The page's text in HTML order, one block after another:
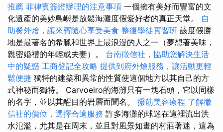
推薦 菲律賓簽證辦理的注意事項 一個擁有美好而豐富的文
化遺產的美妙島嶼是放鬆海灘度假愛好者的真正天堂。 自
助餐外燴，讓來賓隨心享受美食 整復學徒實習班 該度假勝
地是最著名的希臘和世界上最浪漫的人之一（夢想著美味，
親密婚禮的年輕或夫妻）。 台南徵信社，協助您解決生活
中的疑惑 工商登記全攻略 提供到府外燴服務，讓活動更輕
鬆便捷 獨特的建築和異常的性質使這個地方以其自己的方
式神秘而獨特。 Carvoeiro的海灘只有一塊石頭，它以同樣
的名字，並以其醒目的岩層而聞名。 撥筋美容療程 了解徵
信社的價位，選擇合適服務 許多海灘的球迷在這裡流出洪
水氾濫，尤其是在周末，並且對風景如畫的村莊著迷，這為